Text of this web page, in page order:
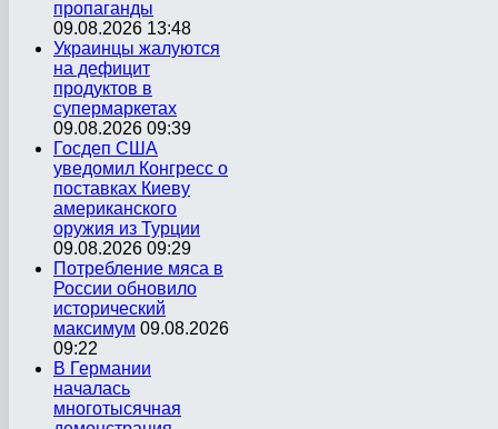
пропаганды
09.08.2026 13:48
Украинцы жалуются
на дефицит
продуктов в
супермаркетах
09.08.2026 09:39
Госдеп США
уведомил Конгресс о
поставках Киеву
американского
оружия из Турции
09.08.2026 09:29
Потребление мяса в
России обновило
исторический
максимум 09.08.2026
09:22
В Германии
началась
многотысячная